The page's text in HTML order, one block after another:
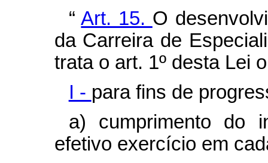
“Art. 15. O
da Carreira de
trata o art. 1º desta Lei
I - para fins de
a) cumprimento do
efetivo exercício em